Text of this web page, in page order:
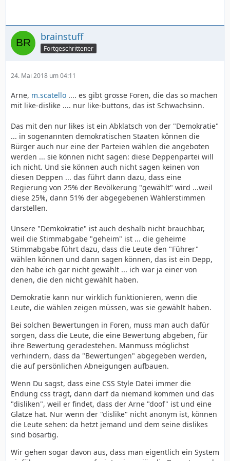
brainstuff
Fortgeschrittener
24. Mai 2018 um 04:11
Arne, m.scatello .... es gibt grosse Foren, die das so machen
mit like-dislike .... nur like-buttons, das ist Schwachsinn.
Das mit den nur likes ist ein Abklatsch von der "Demokratie"
... in sogenannten demokratischen Staaten können die
Bürger auch nur eine der Parteien wählen die angeboten
werden ... sie können nicht sagen: diese Deppenpartei will
ich nicht. Und sie können auch nicht sagen keinen von
diesen Deppen ... das führt dann dazu, dass eine
Regierung von 25% der Bevölkerung "gewählt" wird ...weil
diese 25%, dann 51% der abgegebenen Wählerstimmen
darstellen.
Unsere "Demkokratie" ist auch deshalb nicht brauchbar,
weil die Stimmabgabe "geheim" ist ... die geheime
Stimmabgabe führt dazu, dass die Leute den "Führer"
wählen können und dann sagen können, das ist ein Depp,
den habe ich gar nicht gewählt ... ich war ja einer von
denen, die den nicht gewählt haben.
Demokratie kann nur wirklich funktionieren, wenn die
Leute, die wählen zeigen müssen, was sie gewählt haben.
Bei solchen Bewertungen in Foren, muss man auch dafür
sorgen, dass die Leute, die eine Bewertung abgeben, für
ihre Bewertung geradestehen. Manmuss möglichst
verhindern, dass da "Bewertungen" abgegeben werden,
die auf persönlichen Abneigungen aufbauen.
Wenn Du sagst, dass eine CSS Style Datei immer die
Endung css trägt, dann darf da niemand kommen und das
"disliken", weil er findet, dass der Arne "doof" ist und eine
Glatze hat. Nur wenn der "dislike" nicht anonym ist, können
die Leute sehen: da hetzt jemand und dem seine dislikes
sind bösartig.
Wir gehen sogar davon aus, dass man eigentlich ein System